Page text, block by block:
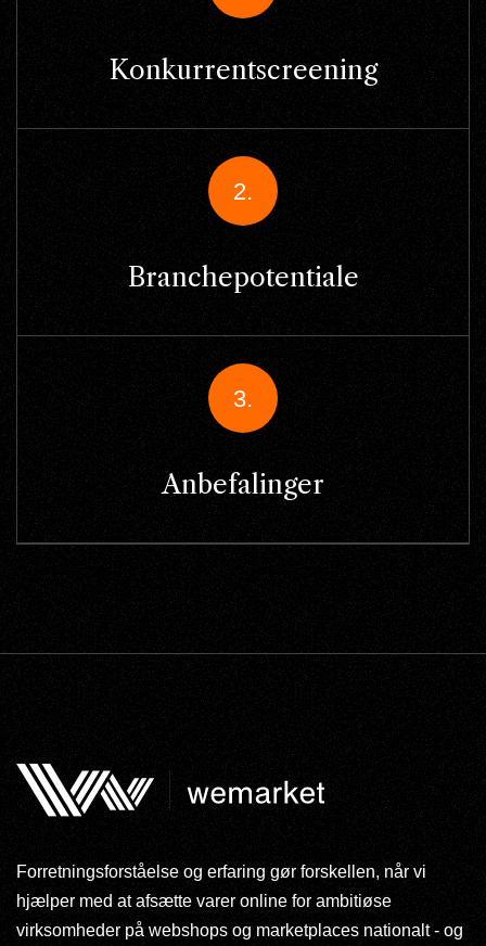
Konkurrentscreening
2.
Branchepotentiale
3.
Anbefalinger
Forretningsforståelse og erfaring gør forskellen, når vi
hjælper med at afsætte varer online for ambitiøse
virksomheder på webshops og marketplaces nationalt - og